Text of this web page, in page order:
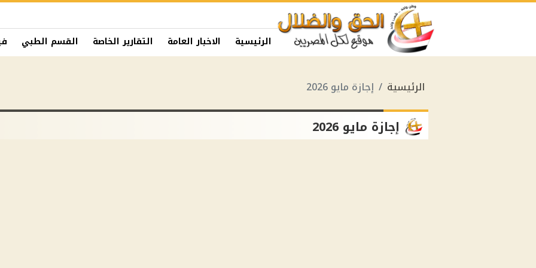
الرئيسية الاخبار العامة التقارير الخاصة القسم الطبي
الرئيسية إجازة مايو 2026
إجازة مايو 2026